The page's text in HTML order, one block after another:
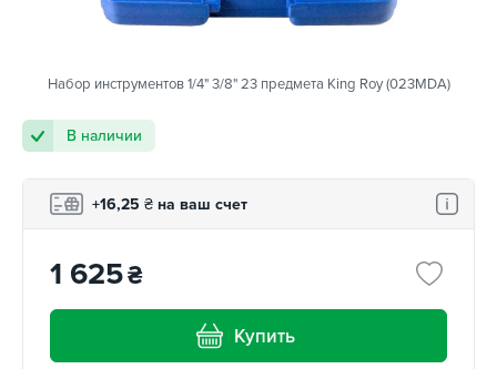
Набор инструментов 1/4" 3/8" 23 предмета King Roy (023MDA)
В наличии
+16,25 ₴ на ваш счет
1 625₴
Купить